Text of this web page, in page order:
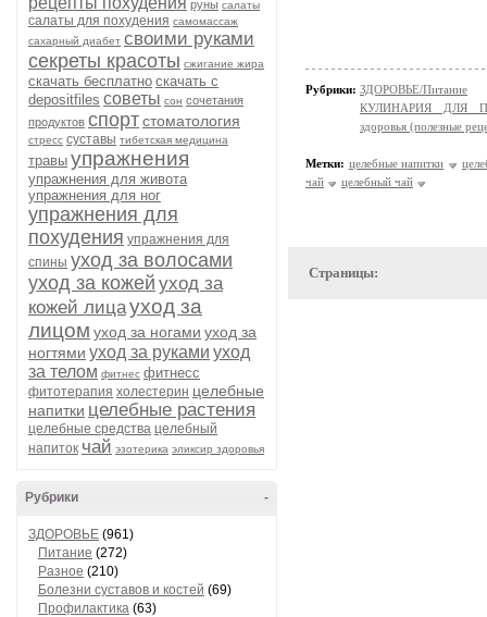
руны салаты
салаты для похудения самомассаж
сахарный диабет своими руками
секреты красоты сжигание жира
скачать бесплатно скачать с
depositfiles советы сон сочетания
продуктов спортстоматология
стресс суставы тибетская медицина
травы упражнения
упражнения для живота
упражнения для ног
упражнения для
похудения упражнения для
спины уход за волосами
уход за кожей уход за
кожей лицауход за
лицом уход за ногами уход за
ногтями уход за руками уход
за телом фитнес фитнесс
фитотерапия холестерин целебные
напитки целебные растения
целебные средства целебный
напиток чай эзотерика эликсир здоровья
-
Рубрики
ЗДОРОВЬЕ (961)
Питание (272)
Разное (210)
Болезни суставов и костей (69)
Профилактика (63)
Рубрики: ЗДОРОВЬЕ/Питание
КУЛИНАРИЯ ДЛЯ
здоровья (полезные
Метки: целебные напитки
чай
целебный чай
Страницы: